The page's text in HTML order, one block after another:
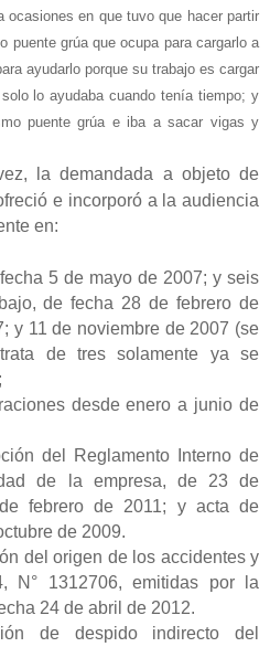
ocasiones en que tuvo que hacer partir
puente grúa que ocupa para cargarlo a
ayudarlo porque su trabajo es cargar
lo ayudaba cuando tenía tiempo; y
puente grúa e iba a sacar vigas y
la demandada a objeto de
e incorporó a la audiencia
en:
5 de mayo de 2007; y seis
de fecha 28 de febrero de
y 11 de noviembre de 2007 (se
de tres solamente ya se
desde enero a junio de
del Reglamento Interno de
de la empresa, de 23 de
febrero de 2011; y acta de
de 2009.
del origen de los accidentes y
N° 1312706, emitidas por la
24 de abril de 2012.
de despido indirecto del